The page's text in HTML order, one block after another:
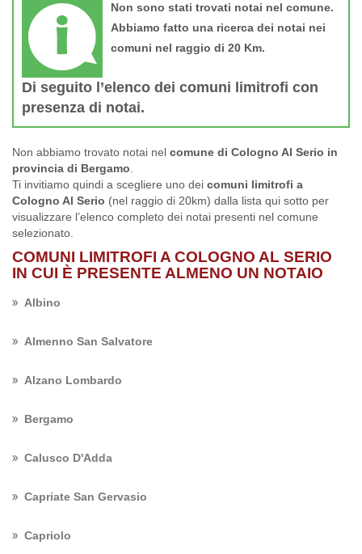
Non sono stati trovati notai nel comune.
Abbiamo fatto una ricerca dei notai nei
comuni nel raggio di 20 Km.
Di seguito l’elenco dei comuni limitrofi con
presenza di notai.
Non abbiamo trovato notai nel comune di Cologno Al Serio in
provincia di Bergamo
Ti invitiamo quindi a scegliere uno dei comuni limitrofi a
Cologno Al Serio (nel raggio di 20km) dalla lista qui sotto per
visualizzare l’elenco completo dei notai presenti nel comune
selezionato.
COMUNI LIMITROFI A COLOGNO AL SERIO
IN CUI È PRESENTE ALMENO UN NOTAIO
Albino
Almenno San Salvatore
Alzano Lombardo
Bergamo
Calusco D'Adda
Capriate San Gervasio
Capriolo